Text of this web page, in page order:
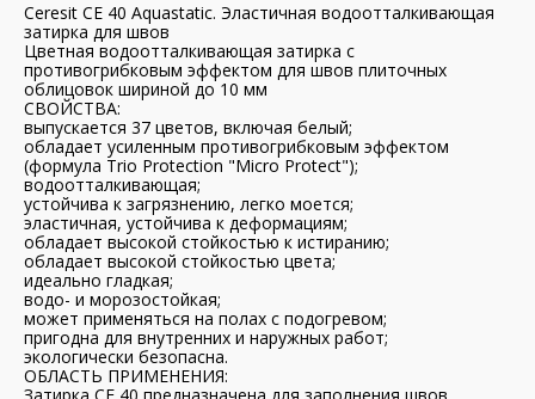
Ceresit СЕ 40 Aquastatic. Эластичная водоотталкивающая
затирка для швов
Цветная водоотталкивающая затирка с
противогрибковым эффектом для швов плиточных
облицовок шириной до 10 мм
СВОЙСТВА:
выпускается 37 цветов, включая белый;
обладает усиленным противогрибковым эффектом
(формула Trio Protection "Micro Protect");
водоотталкивающая;
устойчива к загрязнению, легко моется;
эластичная, устойчива к деформациям;
обладает высокой стойкостью к истиранию;
обладает высокой стойкостью цвета;
идеально гладкая;
водо- и морозостойкая;
может применяться на полах с подогревом;
пригодна для внутренних и наружных работ;
экологически безопасна.
ОБЛАСТЬ ПРИМЕНЕНИЯ: